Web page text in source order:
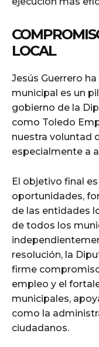
LOCAL
Jesús Guerrero
municipal es un
gobierno de la
como Toledo
nuestra voluntad
especialmente a
El objetivo final
oportunidades,
de las entidades
de todos los
resolución, la
firme
empleo y el
municipales,
como la
ciudadanos.